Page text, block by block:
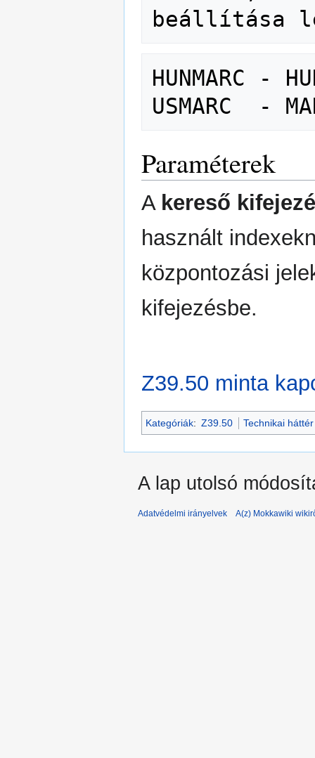
HUNMARC -
Paraméterek
A kereső
használt
központozási
kifejezésbe.
Z39.50 minta
Kategóriák: Z39.50 Technikai háttér
A lap utolsó
Adatvédelmi irányelvek A(z) Mokkawiki